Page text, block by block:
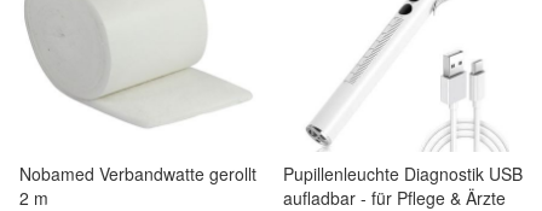
Nobamed Verbandwatte gerollt
2 m
Pupillenleuchte Diagnostik USB
aufladbar - für Pflege & Ärzte